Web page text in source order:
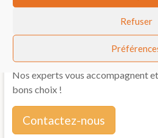
Refuser
Sciences Po
Un projet de E-learning ?
Nos experts vous accompagnent
bons choix !
Contactez-nous